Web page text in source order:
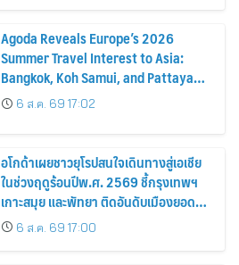
Agoda Reveals Europe’s 2026
Summer Travel Interest to Asia:
Bangkok, Koh Samui, and Pattaya
Among the Top Cities
6 ส.ค. 69 17:02
อโกด้าเผยชาวยุโรปสนใจเดินทางสู่เอเชีย
ในช่วงฤดูร้อนปีพ.ศ. 2569 ชี้กรุงเทพฯ
เกาะสมุย และพัทยา ติดอันดับเมืองยอด
นิยม6 ส.ค. 69 17:00